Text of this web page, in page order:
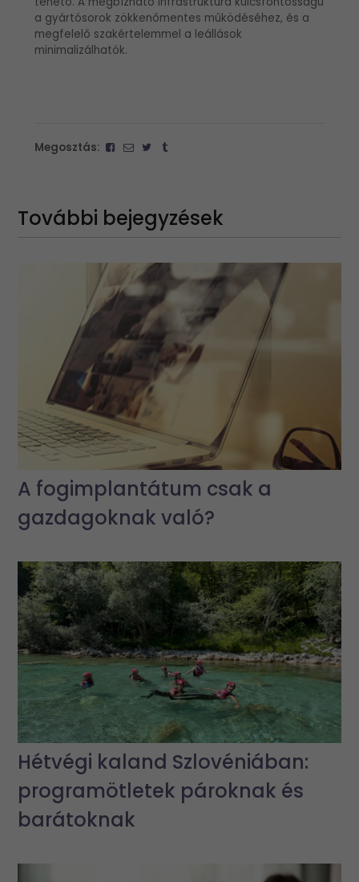
a gyártósorok zökkenőmentes működéséhez, és a
megfelelő szakértelemmel a leállások
minimalizálhatók.
Megosztás:
További bejegyzések
A fogimplantátum csak a
gazdagoknak való?
Hétvégi kaland Szlovéniában:
programötletek pároknak és
barátoknak